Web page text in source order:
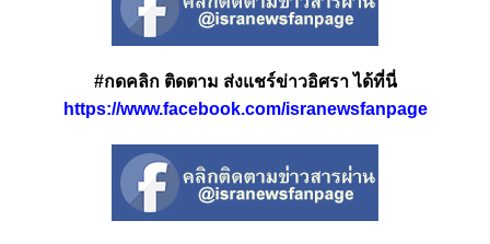
#กดคลิก ติดตาม ส่งแชร์ข่าวอิศรา ได้ที่นี่
https://www.facebook.com/isranewsfanpage